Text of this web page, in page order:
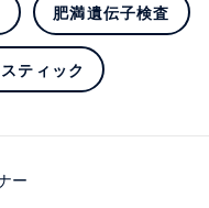
肥満遺伝子検査
ティック
ー